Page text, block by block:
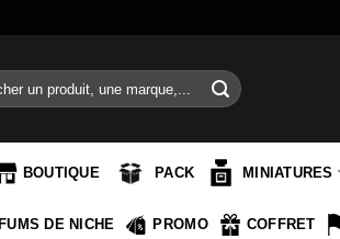
BOUTIQUE PACK MINIATURES
DE NICHE PROMO COFFRET